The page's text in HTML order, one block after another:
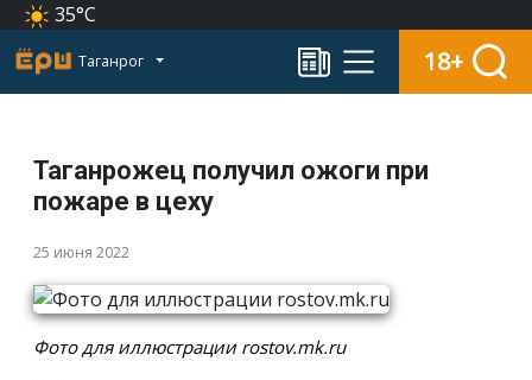
35°C
Таганрог 18+
Таганрожец получил ожоги при
пожаре в цеху
25 июня 2022
Фото для иллюстрации rostov.mk.ru